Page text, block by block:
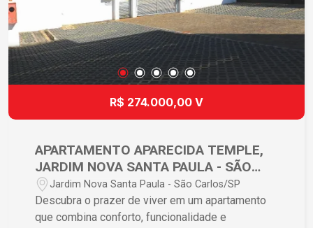
R$ 274.000,00 V
APARTAMENTO APARECIDA TEMPLE,
JARDIM NOVA SANTA PAULA - SÃO
CARLOS/SP
Jardim Nova Santa Paula - São Carlos/SP
Descubra o prazer de viver em um apartamento
que combina conforto, funcionalidade e